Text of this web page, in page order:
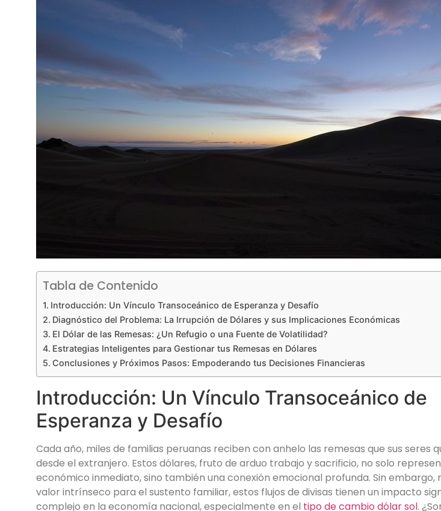
Tabla de Contenido
Introducción: Un Vínculo Transoceánico de Esperanza y Desafío
Diagnóstico del Problema: La Irrupción de Dólares y sus Implicaciones Económicas
El Dólar de las Remesas: ¿Un Refugio o una Fuente de Volatilidad?
Estrategias Inteligentes para Gestionar tus Remesas en Dólares
Conclusiones y Próximos Pasos: Empoderando tus Decisiones Financieras
Introducción: Un Vínculo Transoceánico de
Esperanza y Desafío
Cada año, miles de familias peruanas reciben con anhelo las remesas que sus seres
desde el extranjero. Estos dólares, fruto de arduo trabajo y sacrificio, no solo
económico inmediato, sino también una conexión emocional profunda. Sin embargo,
valor intrínseco para el sustento familiar, estos flujos de divisas tienen un impacto
complejo en la economía nacional, especialmente en el tipo de cambio dólar sol.